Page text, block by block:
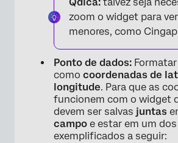
zoom o widget para
menores, como
Ponto de dados:
como coordenadas de
longitude. Para que as
funcionem com o widget
devem ser salvas juntas
campo e estar em um
exemplificados a seguir: